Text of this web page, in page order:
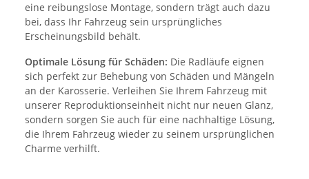
eine reibungslose Montage, sondern trägt auch dazu
bei, dass Ihr Fahrzeug sein ursprüngliches
Erscheinungsbild behält.
Optimale Lösung für Schäden: Die Radläufe eignen
sich perfekt zur Behebung von Schäden und Mängeln
an der Karosserie. Verleihen Sie Ihrem Fahrzeug mit
unserer Reproduktionseinheit nicht nur neuen Glanz,
sondern sorgen Sie auch für eine nachhaltige Lösung,
die Ihrem Fahrzeug wieder zu seinem ursprünglichen
Charme verhilft.